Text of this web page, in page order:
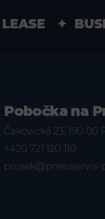
✦
Pobočka na
Čakovická 23, 190 00
+420 721 120 110
prosek@pneuservis-